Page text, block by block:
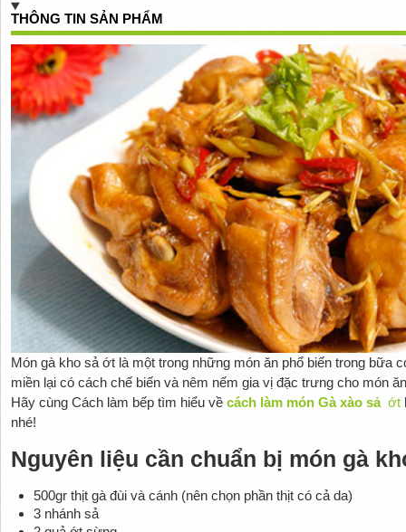
THÔNG TIN SẢN PHẨM
Món gà kho sả ớt là một trong những món ăn phổ biến trong bữa
miền lại có cách chế biến và nêm nếm gia vị đặc trưng cho món
Hãy cùng Cách làm bếp tìm hiểu về cách làm món Gà xào sả ớt
nhé!
Nguyên liệu cần chuẩn bị món gà
500gr thịt gà đùi và cánh (nên chọn phần thịt có cả da)
3 nhánh sả